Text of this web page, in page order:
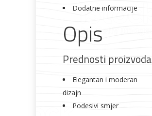
Dodatne informacije
Opis
Prednosti proizvoda
Elegantan i moderan
dizajn
Podesivi smjer